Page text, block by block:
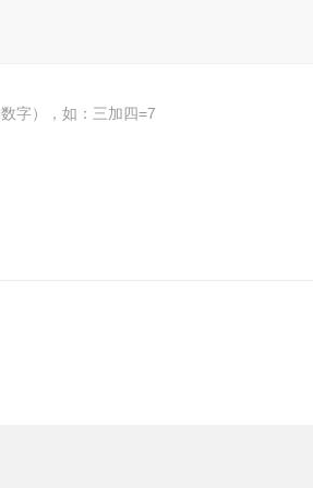
字），如：三加四=7